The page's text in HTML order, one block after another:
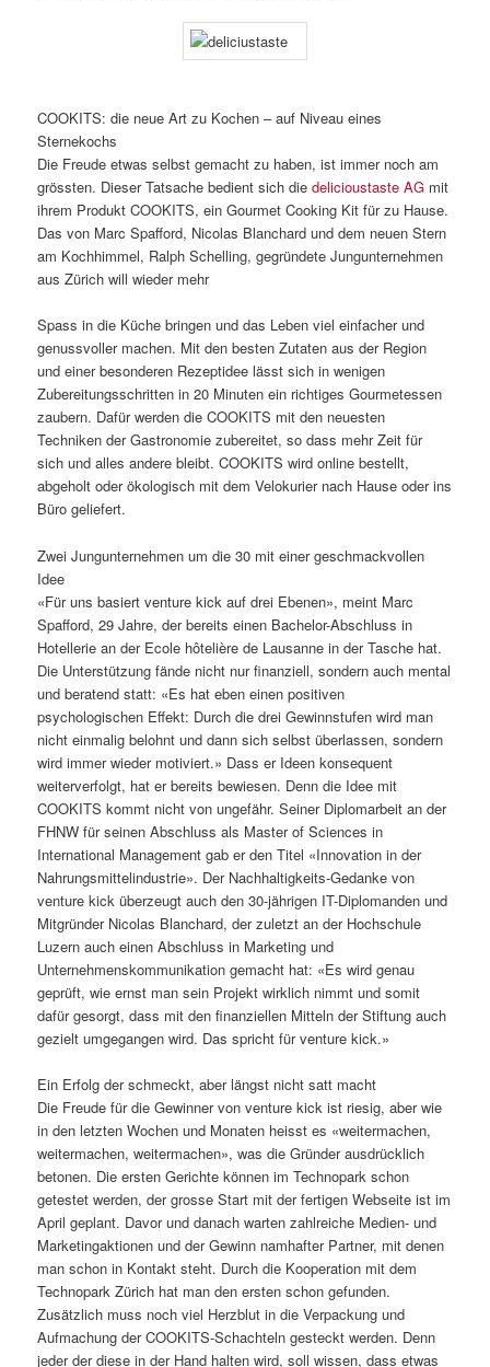
COOKITS: die neue Art zu Kochen – auf Niveau eines
Sternekochs
Die Freude etwas selbst gemacht zu haben, ist immer noch am
grössten. Dieser Tatsache bedient sich diedelicioustaste AG mit
ihrem Produkt COOKITS, ein Gourmet Cooking Kit für zu Hause.
Das von Marc Spafford, Nicolas Blanchard und dem neuen Stern
am Kochhimmel, Ralph Schelling, gegründete Jungunternehmen
aus Zürich will wieder mehr
Spass in die Küche bringen und das Leben viel einfacher und
genussvoller machen. Mit den besten Zutaten aus der Region
und einer besonderen Rezeptidee lässt sich in wenigen
Zubereitungsschritten in 20 Minuten ein richtiges Gourmetessen
zaubern. Dafür werden die COOKITS mit den neuesten
Techniken der Gastronomie zubereitet, so dass mehr Zeit für
sich und alles andere bleibt. COOKITS wird online bestellt,
abgeholt oder ökologisch mit dem Velokurier nach Hause oder ins
Büro geliefert.
Zwei Jungunternehmen um die 30 mit einer geschmackvollen
Idee
«Für uns basiert venture kick auf drei Ebenen», meint Marc
Spafford, 29 Jahre, der bereits einen Bachelor-Abschluss in
Hotellerie an der Ecole hôtelière de Lausanne in der Tasche hat.
Die Unterstützung fände nicht nur finanziell, sondern auch mental
und beratend statt: «Es hat eben einen positiven
psychologischen Effekt: Durch die drei Gewinnstufen wird man
nicht einmalig belohnt und dann sich selbst überlassen, sondern
wird immer wieder motiviert.» Dass er Ideen konsequent
weiterverfolgt, hat er bereits bewiesen. Denn die Idee mit
COOKITS kommt nicht von ungefähr. Seiner Diplomarbeit an der
FHNW für seinen Abschluss als Master of Sciences in
International Management gab er den Titel «Innovation in der
Nahrungsmittelindustrie». Der Nachhaltigkeits-Gedanke von
venture kick überzeugt auch den 30-jährigen IT-Diplomanden und
Mitgründer Nicolas Blanchard, der zuletzt an der Hochschule
Luzern auch einen Abschluss in Marketing und
Unternehmenskommunikation gemacht hat: «Es wird genau
geprüft, wie ernst man sein Projekt wirklich nimmt und somit
dafür gesorgt, dass mit den finanziellen Mitteln der Stiftung auch
gezielt umgegangen wird. Das spricht für venture kick.»
Ein Erfolg der schmeckt, aber längst nicht satt macht
Die Freude für die Gewinner von venture kick ist riesig, aber wie
in den letzten Wochen und Monaten heisst es «weitermachen,
weitermachen, weitermachen», was die Gründer ausdrücklich
betonen. Die ersten Gerichte können im Technopark schon
getestet werden, der grosse Start mit der fertigen Webseite ist im
April geplant. Davor und danach warten zahlreiche Medien- und
Marketingaktionen und der Gewinn namhafter Partner, mit denen
man schon in Kontakt steht. Durch die Kooperation mit dem
Technopark Zürich hat man den ersten schon gefunden.
Zusätzlich muss noch viel Herzblut in die Verpackung und
Aufmachung der COOKITS-Schachteln gesteckt werden. Denn
jeder der diese in der Hand halten wird, soll wissen, dass etwas